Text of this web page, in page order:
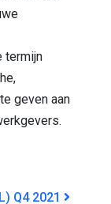
termijn
geven aan
Q4 2021